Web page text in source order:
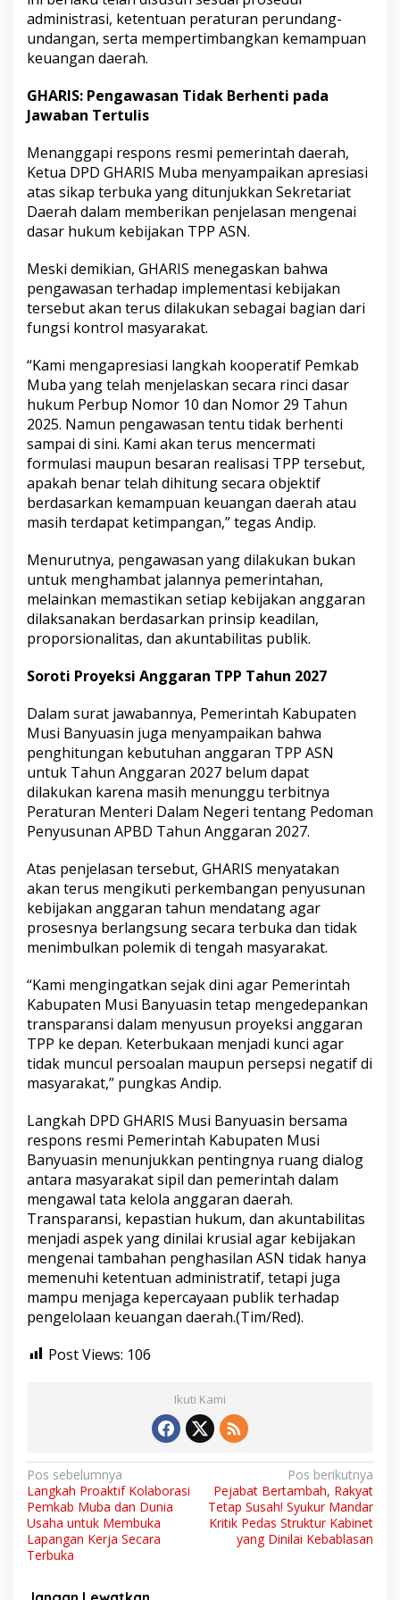
administrasi, ketentuan peraturan perundang-
undangan, serta mempertimbangkan kemampuan
keuangan daerah.
GHARIS: Pengawasan Tidak Berhenti pada
Jawaban Tertulis
Menanggapi respons resmi pemerintah daerah,
Ketua DPD GHARIS Muba menyampaikan apresiasi
atas sikap terbuka yang ditunjukkan Sekretariat
Daerah dalam memberikan penjelasan mengenai
dasar hukum kebijakan TPP ASN.
Meski demikian, GHARIS menegaskan bahwa
pengawasan terhadap implementasi kebijakan
tersebut akan terus dilakukan sebagai bagian dari
fungsi kontrol masyarakat.
“Kami mengapresiasi langkah kooperatif Pemkab
Muba yang telah menjelaskan secara rinci dasar
hukum Perbup Nomor 10 dan Nomor 29 Tahun
2025. Namun pengawasan tentu tidak berhenti
sampai di sini. Kami akan terus mencermati
formulasi maupun besaran realisasi TPP tersebut,
apakah benar telah dihitung secara objektif
berdasarkan kemampuan keuangan daerah atau
masih terdapat ketimpangan,” tegas Andip.
Menurutnya, pengawasan yang dilakukan bukan
untuk menghambat jalannya pemerintahan,
melainkan memastikan setiap kebijakan anggaran
dilaksanakan berdasarkan prinsip keadilan,
proporsionalitas, dan akuntabilitas publik.
Soroti Proyeksi Anggaran TPP Tahun 2027
Dalam surat jawabannya, Pemerintah Kabupaten
Musi Banyuasin juga menyampaikan bahwa
penghitungan kebutuhan anggaran TPP ASN
untuk Tahun Anggaran 2027 belum dapat
dilakukan karena masih menunggu terbitnya
Peraturan Menteri Dalam Negeri tentang Pedoman
Penyusunan APBD Tahun Anggaran 2027.
Atas penjelasan tersebut, GHARIS menyatakan
akan terus mengikuti perkembangan penyusunan
kebijakan anggaran tahun mendatang agar
prosesnya berlangsung secara terbuka dan tidak
menimbulkan polemik di tengah masyarakat.
“Kami mengingatkan sejak dini agar Pemerintah
Kabupaten Musi Banyuasin tetap mengedepankan
transparansi dalam menyusun proyeksi anggaran
TPP ke depan. Keterbukaan menjadi kunci agar
tidak muncul persoalan maupun persepsi negatif di
masyarakat,” pungkas Andip.
Langkah DPD GHARIS Musi Banyuasin bersama
respons resmi Pemerintah Kabupaten Musi
Banyuasin menunjukkan pentingnya ruang dialog
antara masyarakat sipil dan pemerintah dalam
mengawal tata kelola anggaran daerah.
Transparansi, kepastian hukum, dan akuntabilitas
menjadi aspek yang dinilai krusial agar kebijakan
mengenai tambahan penghasilan ASN tidak hanya
memenuhi ketentuan administratif, tetapi juga
mampu menjaga kepercayaan publik terhadap
pengelolaan keuangan daerah.(Tim/Red).
Post Views: 106
Ikuti Kami
N
a
v
i
Pos sebelumnya
Langkah Proaktif Kolaborasi
Pemkab Muba dan Dunia
Usaha untuk Membuka
Lapangan Kerja Secara
Terbuka
Pos berikutnya
Pejabat Bertambah, Rakyat
Tetap Susah! Syukur Mandar
Kritik Pedas Struktur Kabinet
yang Dinilai Kebablasan